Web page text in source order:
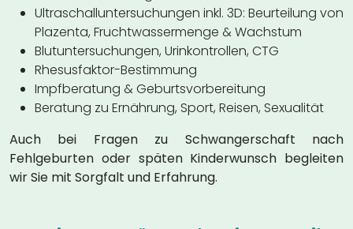
Ultraschalluntersuchungen inkl. 3D: Beurteilung von
Plazenta, Fruchtwassermenge & Wachstum
Blutuntersuchungen, Urinkontrollen, CTG
Rhesusfaktor-Bestimmung
Impfberatung & Geburtsvorbereitung
Beratung zu Ernährung, Sport, Reisen, Sexualität
Auch bei Fragen zu Schwangerschaft nach
Fehlgeburten oder späten Kinderwunsch begleiten
wir Sie mit Sorgfalt und Erfahrung.